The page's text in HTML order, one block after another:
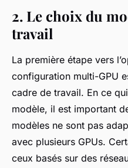
2. Le choix du
travail
La première étape vers
configuration multi-GPU
cadre de travail. En ce
modèle, il est important
modèles ne sont pas
avec plusieurs GPUs.
ceux basés sur des